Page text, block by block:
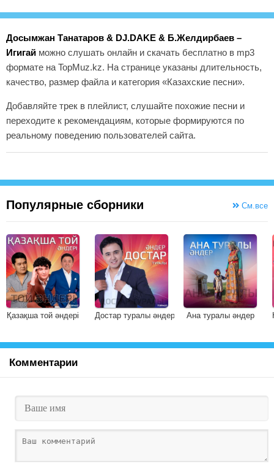
Досымжан Танатаров & DJ.DAKE & Б.Желдирбаев –
Игигай можно слушать онлайн и скачать бесплатно в mp3
формате на TopMuz.kz. На странице указаны длительность,
качество, размер файла и категория «Казахские песни».
Добавляйте трек в плейлист, слушайте похожие песни и
переходите к рекомендациям, которые формируются по
реальному поведению пользователей сайта.
Популярные сборники См.все
Қазақша той әндері Достар туралы әндер Ана туралы әндер
Комментарии